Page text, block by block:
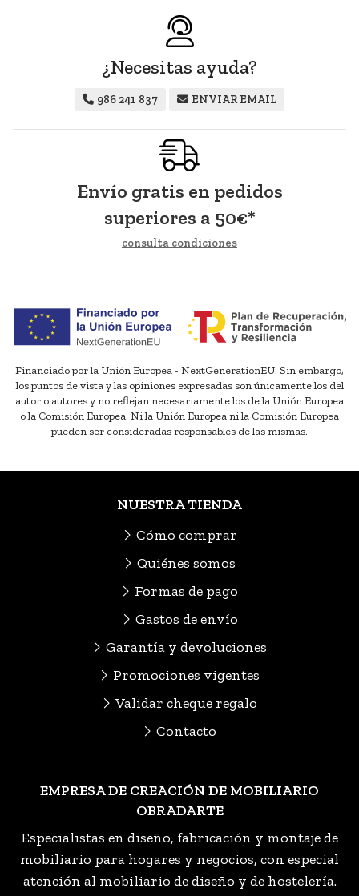
¿Necesitas ayuda?
986 241 837 ENVIAR EMAIL
Envío gratis en pedidos
superiores a 50€*
consulta condiciones
Financiado por la Unión Europea - NextGenerationEU. Sin embargo,
los puntos de vista y las opiniones expresadas son únicamente los del
autor o autores y no reflejan necesariamente los de la Unión Europea
o la Comisión Europea. Ni la Unión Europea ni la Comisión Europea
pueden ser consideradas responsables de las mismas.
EMPRESA DE CREACIÓN DE MOBILIARIO
OBRADARTE
Especialistas en diseño, fabricación y montaje de
mobiliario para hogares y negocios, con especial
atención al mobiliario de diseño y de hostelería.
NUESTRA TIENDA
Cómo comprar
Quiénes somos
Formas de pago
Gastos de envío
Garantía y devoluciones
Promociones vigentes
Validar cheque regalo
Contacto